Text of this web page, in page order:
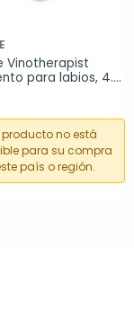
Vinotherapist
para labios, 4.5
producto no está
para su compra
país o región.